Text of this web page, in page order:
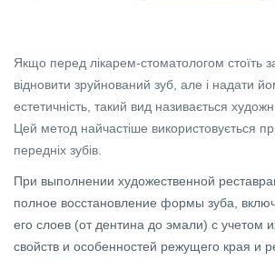
Якщо перед лікарем-стоматологом стоїть
відновити зруйнований зуб, але і надати
естетичність, такий вид називається
Цей метод найчастіше використовується
передніх зубів.
При выполнении художественной
полное восстановление формы зуба,
его слоев (от дентина до эмали) с учетом
свойств и особенностей режущего края и